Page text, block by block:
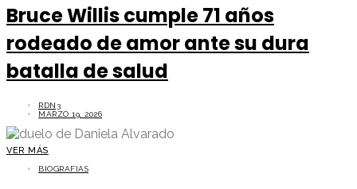
Bruce Willis cumple 71 años
rodeado de amor ante su dura
batalla de salud
RDN3
MARZO 19, 2026
VER MÁS
BIOGRAFIAS